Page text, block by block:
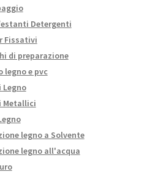
Detergenti
Fissativi
di preparazione
e pvc
Metallici
legno a Solvente
legno all'acqua